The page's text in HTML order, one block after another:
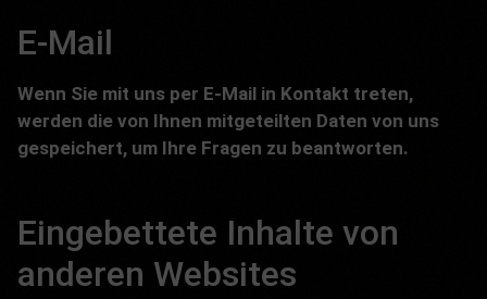
E-Mail
Wenn Sie mit uns per E-Mail in Kontakt treten,
werden die von Ihnen mitgeteilten Daten von uns
gespeichert, um Ihre Fragen zu beantworten.
Eingebettete Inhalte von
anderen Websites